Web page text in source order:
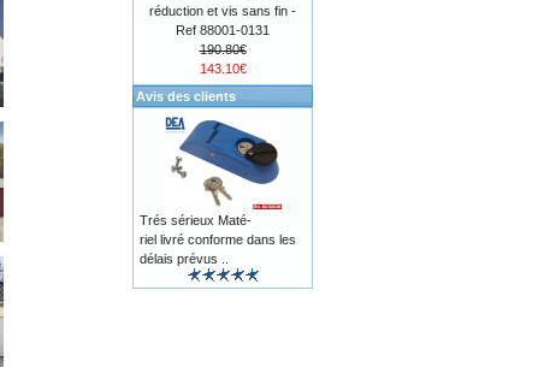
réduction et vis sans fin -
Ref 88001-0131
190.80€
143.10€
Avis des clients
Trés sérieux Maté-
riel livré conforme dans les
délais prévus ..